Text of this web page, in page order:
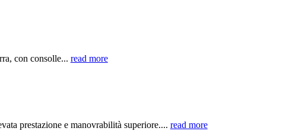
con consolle... read more
prestazione e manovrabilità superiore.... read more